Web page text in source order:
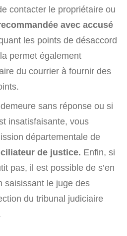
contacter le propriétaire ou
avec accusé
les points de désaccord
permet également
du courrier à fournir des
sans réponse ou si
insatisfaisante, vous
départementale de
de justice. Enfin, si
pas, il est possible de s’en
saisissant le juge des
du tribunal judiciaire